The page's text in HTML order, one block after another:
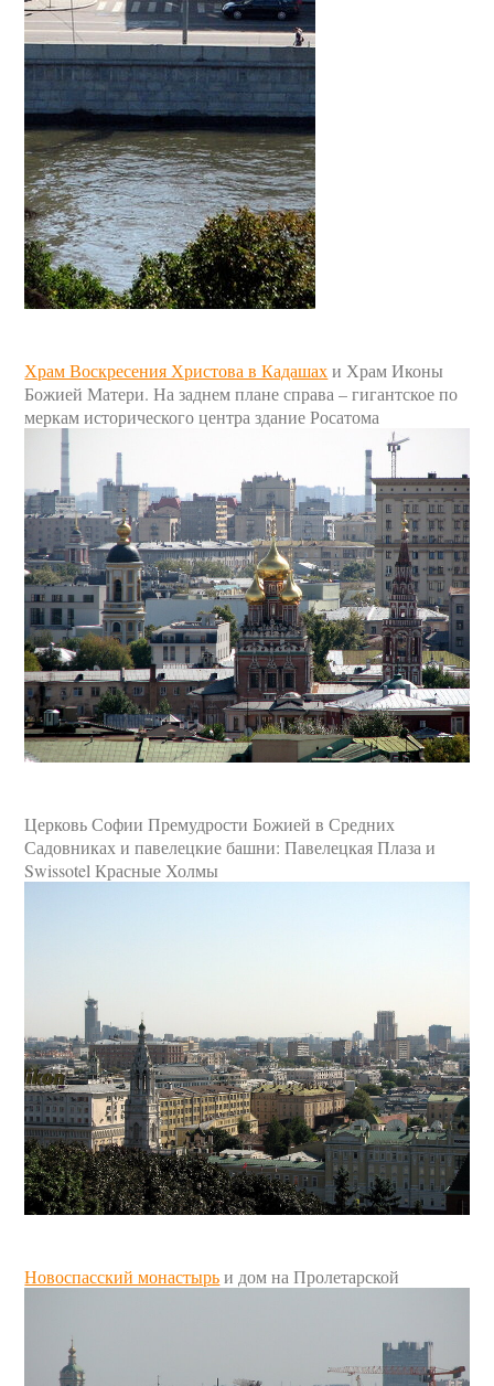
Храм Воскресения Христова в Кадашахи Храм Иконы
Божией Матери. На заднем плане справа – гигантское по
меркам исторического центра здание Росатома
Церковь Софии Премудрости Божией в Средних
Садовниках и павелецкие башни: Павелецкая Плаза и
Swissotel Красные Холмы
Новоспасский монастырьи дом на Пролетарской